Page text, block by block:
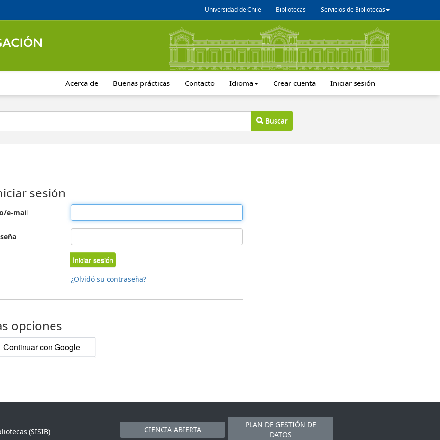
Universidad de Chile Bibliotecas Servicios de Bibliotecas
Acerca de Buenas prácticas Contacto Idioma Crear cuenta Iniciar sesión
Buscar
sesión
e-mail
Iniciar sesión
¿Olvidó su contraseña?
opciones
Continuar con Google
(SISIB)
CIENCIA ABIERTA
PLAN DE GESTIÓN DE
DATOS